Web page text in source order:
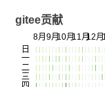
gitee贡献